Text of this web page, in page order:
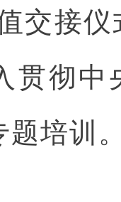
交接
贯彻中
题培训